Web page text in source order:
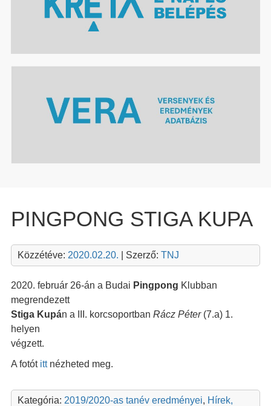
PINGPONG STIGA KUPA
Közzétéve: 2020.02.20. | Szerző: TNJ
2020. február 26-án a Budai Pingpong Klubban
megrendezett
Stiga Kupán a III. korcsoportban Rácz Péter(7.a) 1.
helyen
végzett.
A fotót ittnézheted meg.
Kategória: 2019/2020-as tanév eredményei, Hírek,